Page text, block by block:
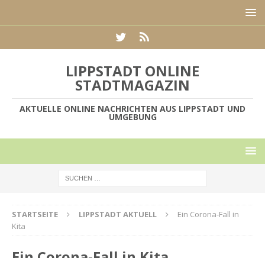
LIPPSTADT ONLINE
STADTMAGAZIN
AKTUELLE ONLINE NACHRICHTEN AUS LIPPSTADT UND
UMGEBUNG
STARTSEITE LIPPSTADT AKTUELL
Ein Corona-Fall in
Kita